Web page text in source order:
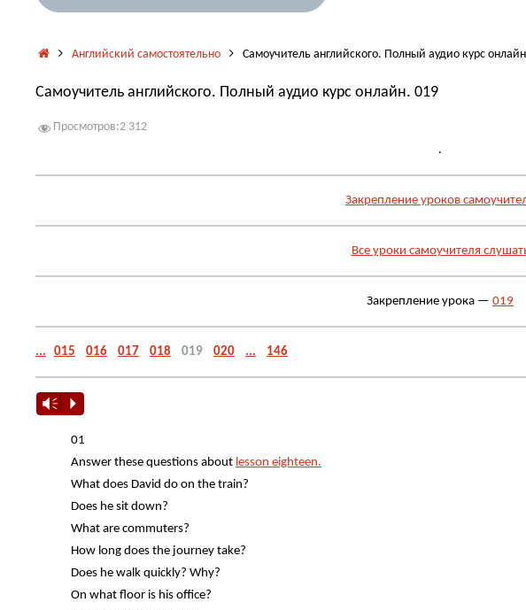
Главная
Английский самостоятельно Самоучитель английского. Полный аудио курс
Самоучитель английского. Полный аудио курс онлайн. 019
Просмотров:2 312
.
Закрепление уроков
Все уроки самоучителя
Закрепление урока — 019
... 015 016 017 018 019 020 ... 146
Vm P
01
Answer these questions about lesson eighteen.
What does David do on the train?
Does he sit down?
What are commuters?
How long does the journey take?
Does he walk quickly? Why?
On what floor is his office?